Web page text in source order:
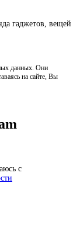
гаджетов, вещей
данных. Они
на сайте, Вы
с